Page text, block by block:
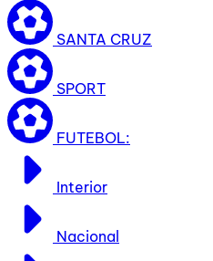
SANTA CRUZ
SPORT
FUTEBOL:
Interior
Nacional